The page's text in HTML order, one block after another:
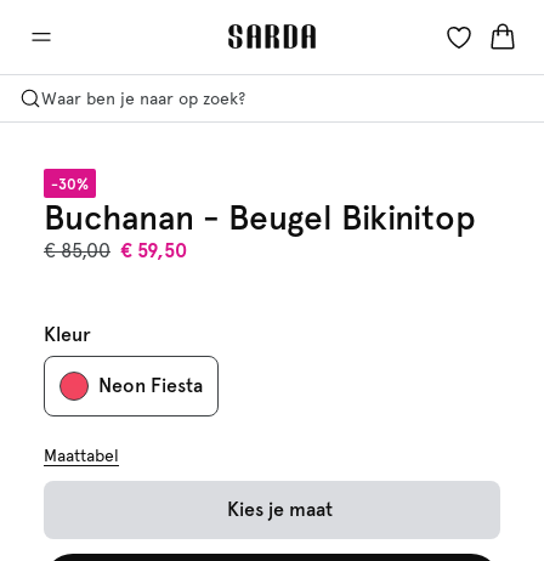
Waar ben je naar op zoek?
-30%
Buchanan - Beugel Bikinitop
€ 85,00 € 59,50
Kleur
Neon Fiesta
Maattabel
Kies je maat